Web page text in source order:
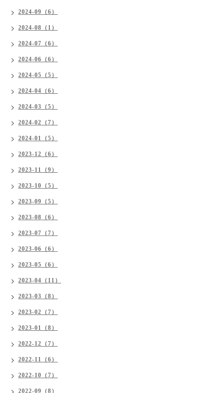
2024-09（6）
2024-08（1）
2024-07（6）
2024-06（6）
2024-05（5）
2024-04（6）
2024-03（5）
2024-02（7）
2024-01（5）
2023-12（6）
2023-11（9）
2023-10（5）
2023-09（5）
2023-08（6）
2023-07（7）
2023-06（6）
2023-05（6）
2023-04（11）
2023-03（8）
2023-02（7）
2023-01（8）
2022-12（7）
2022-11（6）
2022-10（7）
2022-09（8）